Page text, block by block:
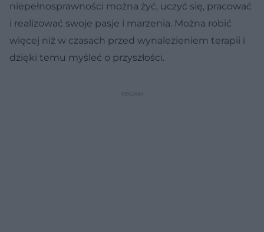
niepełnosprawności można żyć, uczyć się, pracować
i realizować swoje pasje i marzenia. Można robić
więcej niż w czasach przed wynalezieniem terapii i
dzięki temu myśleć o przyszłości.